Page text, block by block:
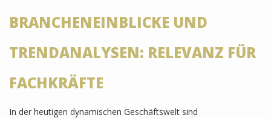
BRANCHENEINBLICKE UND
TRENDANALYSEN: RELEVANZ FÜR
FACHKRÄFTE
In der heutigen dynamischen Geschäftswelt sind